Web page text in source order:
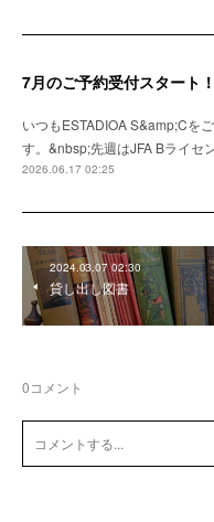
7月のご予約受付スタート！
いつもESTADIOA S&amp;Cを
す。&nbsp;先週はJFA Bライセ
2026.06.17 02:25
2024.03.07 02:30
貸し出し図書
0コメント